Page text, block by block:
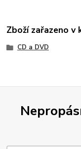
Zboží zařazeno v
CD a DVD